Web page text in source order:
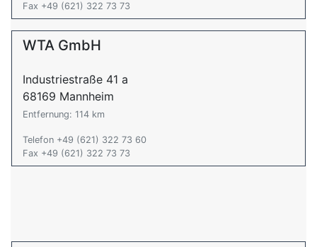
Fax +49 (621) 322 73 73
WTA GmbH
Industriestraße 41 a
68169 Mannheim
Entfernung: 114 km
Telefon +49 (621) 322 73 60
Fax +49 (621) 322 73 73